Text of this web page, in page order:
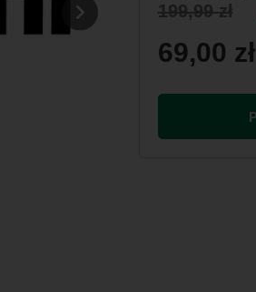
199,99 zł
69,00 zł